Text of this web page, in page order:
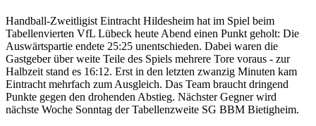
Handball-Zweitligist Eintracht Hildesheim hat im Spiel beim
Tabellenvierten VfL Lübeck heute Abend einen Punkt geholt: Die
Auswärtspartie endete 25:25 unentschieden. Dabei waren die
Gastgeber über weite Teile des Spiels mehrere Tore voraus - zur
Halbzeit stand es 16:12. Erst in den letzten zwanzig Minuten kam
Eintracht mehrfach zum Ausgleich. Das Team braucht dringend
Punkte gegen den drohenden Abstieg. Nächster Gegner wird
nächste Woche Sonntag der Tabellenzweite SG BBM Bietigheim.